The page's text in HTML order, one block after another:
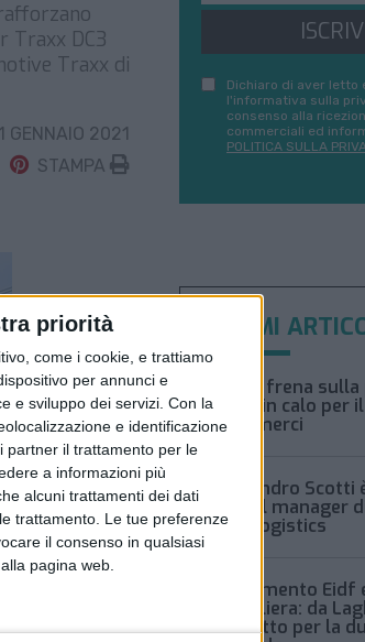
priorità
come i cookie, e trattiamo
per annunci e
e sviluppo dei servizi. Con la
e identificazione
partner il trattamento per le
a informazioni più
alcuni trattamenti dei dati
trattamento. Le tue preferenze
il consenso in qualsiasi
pagina web.
DC3
Traxx di
GENNAIO 2021
STAMPA
Dichiaro di aver letto
l'informativa sulla
consenso alla
commerciali ed
POLITICA SULLA
ULTIMI
Xeneta frena
tariffe in calo per
aereo merci
Alessandro Scotti
general manager
Food Logistics
Regolamento
della filiera: da
pacchetto per la